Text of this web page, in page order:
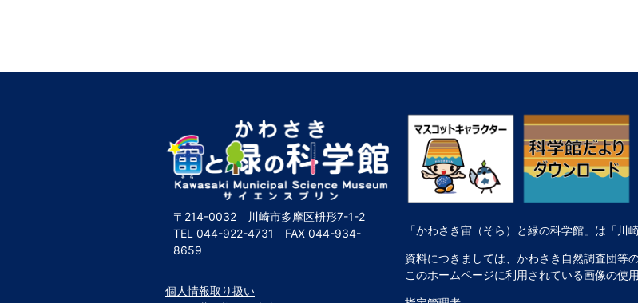
〒214-0032 川崎市多摩区枡形7-1-2
TEL 044-922-4731 FAX 044-934-
8659
個人情報取り扱い
「かわさき宙（そら）と緑の科学館」は「川
資料につきましては、かわさき自然調査団等
このホームページに利用されている画像の使